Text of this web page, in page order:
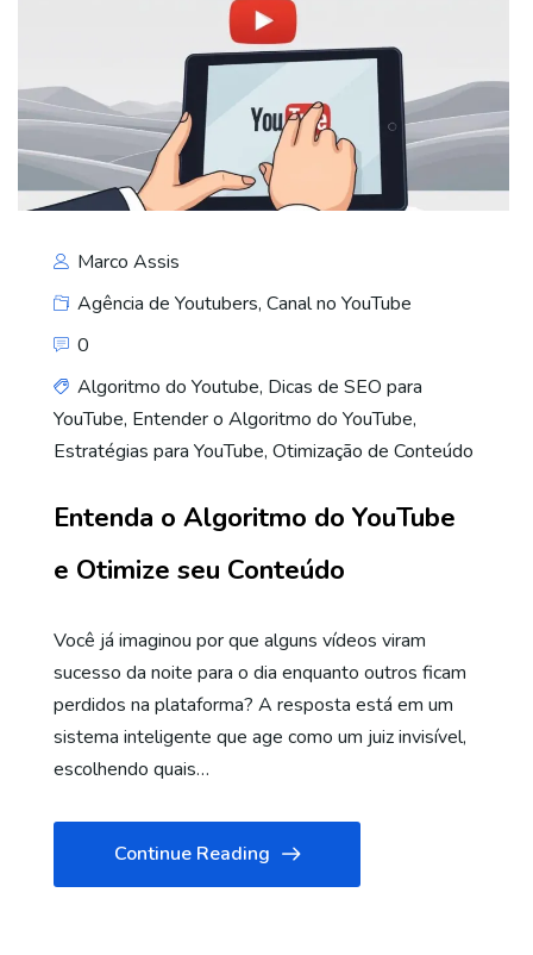
Marco Assis
Agência de Youtubers, Canal no YouTube
0
Algoritmo do Youtube, Dicas de SEO para
YouTube, Entender o Algoritmo do YouTube,
Estratégias para YouTube, Otimização de Conteúdo
Entenda o Algoritmo do YouTube
e Otimize seu Conteúdo
Você já imaginou por que alguns vídeos viram
sucesso da noite para o dia enquanto outros ficam
perdidos na plataforma? A resposta está em um
sistema inteligente que age como um juiz invisível,
escolhendo quais…
Continue Reading